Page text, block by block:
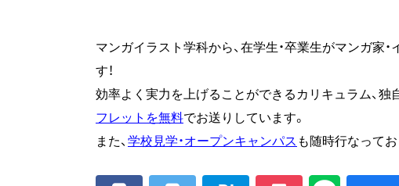
マンガイラスト学科から、在学生・卒業生がマンガ家
す！
効率よく実力を上げることができるカリキュラム、
フレットを無料でお送りしています。
また、学校見学・オープンキャンパス も随時行なって